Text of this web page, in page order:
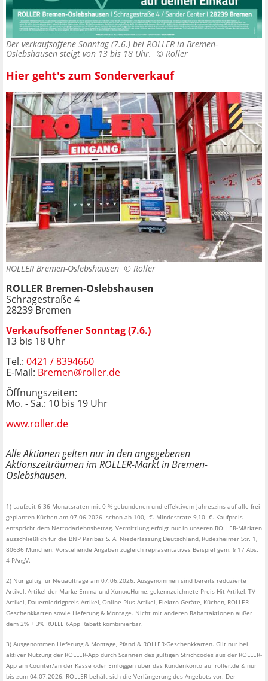
Der verkaufsoffene Sonntag (7.6.) bei ROLLER in Bremen-
Oslebshausen steigt von 13 bis 18 Uhr. © Roller
Hier geht's zum Sonderverkauf
ROLLER Bremen-Oslebshausen © Roller
ROLLER Bremen-Oslebshausen
Schragestraße 4
28239 Bremen
Verkaufsoffener Sonntag (7.6.)
13 bis 18 Uhr
Tel.: 0421 / 8394660
E-Mail: Bremen@roller.de
Öffnungszeiten:
Mo. - Sa.: 10 bis 19 Uhr
www.roller.de
Alle Aktionen gelten nur in den angegebenen
Aktionszeiträumen im ROLLER-Markt in Bremen-
Oslebshausen.
1) Laufzeit 6-36 Monatsraten mit 0 % gebundenen und effektivem Jahreszins auf alle frei
geplanten Küchen am 07.06.2026. schon ab 100,- €. Mindestrate 9,10- €. Kaufpreis
entspricht dem Nettodarlehnsbetrag. Vermittlung erfolgt nur in unseren ROLLER-Märkten
ausschließlich für die BNP Paribas S. A. Niederlassung Deutschland, Rüdesheimer Str. 1,
80636 München. Vorstehende Angaben zugleich repräsentatives Beispiel gem. § 17 Abs.
4 PAngV.
2) Nur gültig für Neuaufträge am 07.06.2026. Ausgenommen sind bereits reduzierte
Artikel, Artikel der Marke Emma und Xonox.Home, gekennzeichnete Preis-Hit-Artikel, TV-
Artikel, Dauerniedrigpreis-Artikel, Online-Plus Artikel, Elektro-Geräte, Küchen, ROLLER-
Geschenkkarten sowie Lieferung & Montage. Nicht mit anderen Rabattaktionen außer
dem 2% + 3% ROLLER-App Rabatt kombinierbar.
3) Ausgenommen Lieferung & Montage, Pfand & ROLLER-Geschenkkarten. Gilt nur bei
aktiver Nutzung der ROLLER-App durch Scannen des gültigen Strichcodes aus der ROLLER-
App am Counter/an der Kasse oder Einloggen über das Kundenkonto auf roller.de & nur
bis zum 04.07.2026. ROLLER behält sich die Verlängerung des Angebots vor. Der